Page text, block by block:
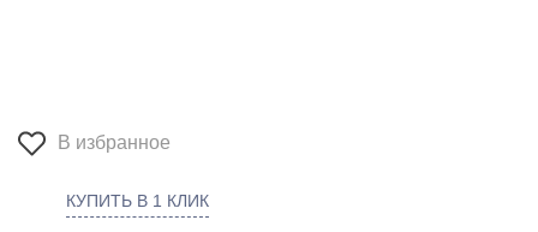
В избранное
КУПИТЬ В 1 КЛИК